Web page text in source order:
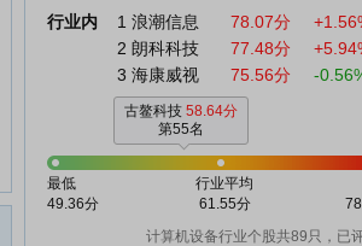
行业内 1 浪潮信息 78.07分
2 朗科科技 77.48分
3 海康威视 75.56分 -
古鳌科技 58.64分
第55名
最低
49.36分
行业平均
61.55分
计算机设备行业个股共89只，已